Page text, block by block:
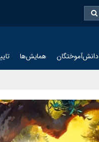
دانش‌آموختگان همایش‌ها